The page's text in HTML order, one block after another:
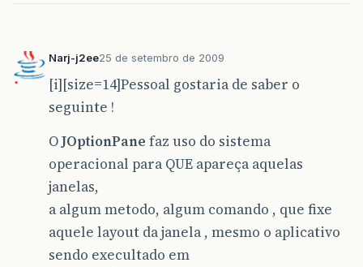
Narj-j2ee25 de setembro de 2009
[i][size=14]Pessoal gostaria de saber o
seguinte !
OJOptionPane faz uso do sistema
operacional para QUE apareça aquelas
janelas,
a algum metodo, algum comando , que fixe
aquele layout da janela , mesmo o aplicativo
sendo execultado em